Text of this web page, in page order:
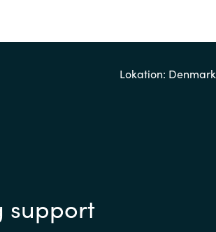
Lokation: Denmark
support